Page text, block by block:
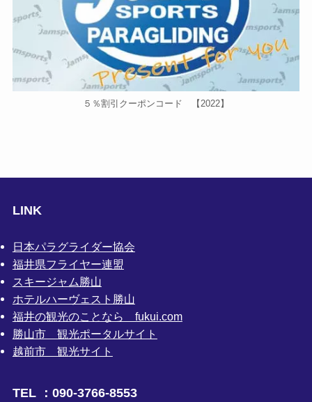
５％割引クーポンコード 【2022】
LINK
日本パラグライダー協会
福井県フライヤー連盟
スキージャム勝山
ホテルハーヴェスト勝山
福井の観光のことなら fukui.com
勝山市 観光ポータルサイト
越前市 観光サイト
TEL ：090-3766-8553